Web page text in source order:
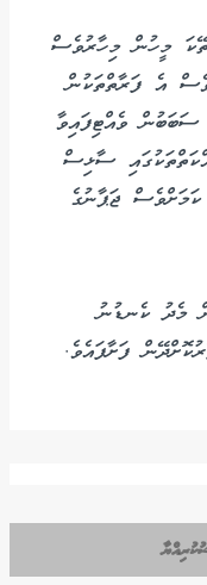
މީހުން މިހާރުވެސް
އެ ފަރާތްތަކުން
ވެއްޓިފައިވާ
ސާޅިސް
ޖަޕާނުގެ
މެދު ކެނޑުނު
ފަށާފައެވެ.